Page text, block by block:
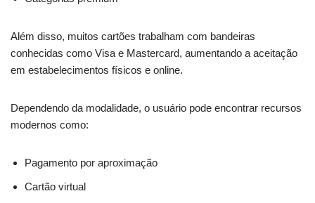
Além disso, muitos cartões trabalham com bandeiras
conhecidas como Visa e Mastercard, aumentando a aceitação
em estabelecimentos físicos e online.
Dependendo da modalidade, o usuário pode encontrar recursos
modernos como:
Pagamento por aproximação
Cartão virtual